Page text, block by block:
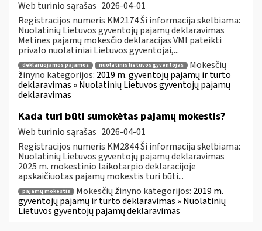
Web turinio sąrašas 2026-04-01
Registracijos numeris KM2174 Ši informacija skelbiama:
Nuolatinių Lietuvos gyventojų pajamų deklaravimas
Metines pajamų mokesčio deklaracijas VMI pateikti
privalo nuolatiniai Lietuvos gyventojai,...
deklaruojamos pajamos nuolatinis lietuvos gyventojas
Mokesčių
žinyno kategorijos: 2019 m. gyventojų pajamų ir turto
deklaravimas » Nuolatinių Lietuvos gyventojų pajamų
deklaravimas
Kada turi būti sumokėtas pajamų mokestis?
Web turinio sąrašas 2026-04-01
Registracijos numeris KM2844 Ši informacija skelbiama:
Nuolatinių Lietuvos gyventojų pajamų deklaravimas
2025 m. mokestinio laikotarpio deklaracijoje
apskaičiuotas pajamų mokestis turi būti...
pajamų mokestis Mokesčių žinyno kategorijos: 2019 m.
gyventojų pajamų ir turto deklaravimas » Nuolatinių
Lietuvos gyventojų pajamų deklaravimas